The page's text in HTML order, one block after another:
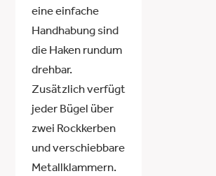
eine einfache
Handhabung sind
die Haken rundum
drehbar.
Zusätzlich verfügt
jeder Bügel über
zwei Rockkerben
und verschiebbare
Metallklammern.